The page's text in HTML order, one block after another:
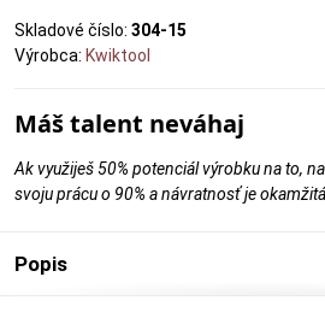
Skladové číslo: 304-15
Výrobca: Kwiktool
Máš talent neváhaj
Ak využiješ 50% potenciál výrobku na to,
svoju prácu o 90% a návratnosť je okamžitá
Popis